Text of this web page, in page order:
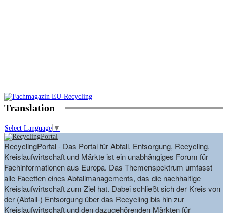
Translation
Select Language ▼
RecyclingPortal - Das Portal für Abfall, Entsorgung, Recycling,
Kreislaufwirtschaft und Märkte ist ein unabhängiges Forum für
Fachinformationen aus Europa. Das Themenspektrum umfasst
alle Facetten eines Abfallmanagements, das die nachhaltige
Kreislaufwirtschaft zum Ziel hat. Dabei schließt sich der Kreis von
der (Abfall-) Entsorgung über das Recycling bis hin zur
Kreislaufwirtschaft und den dazugehörenden Märkten für